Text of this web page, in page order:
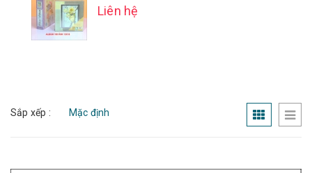
Liên hệ
Sắp xếp :